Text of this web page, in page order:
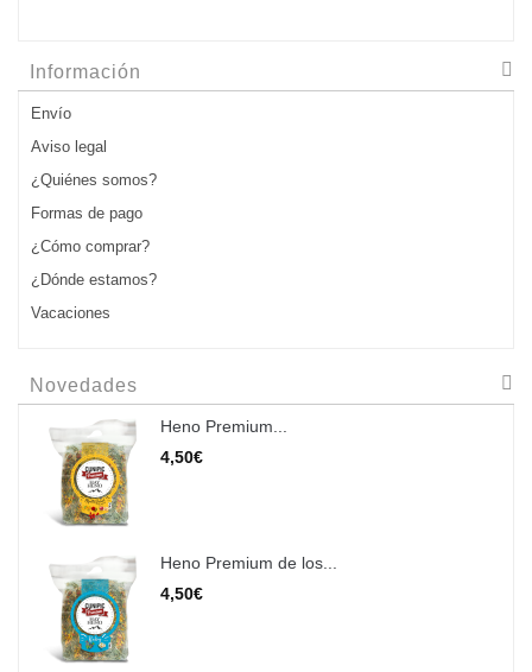
Información
Envío
Aviso legal
¿Quiénes somos?
Formas de pago
¿Cómo comprar?
¿Dónde estamos?
Vacaciones
Novedades
Heno Premium...
4,50€
Heno Premium de los...
4,50€